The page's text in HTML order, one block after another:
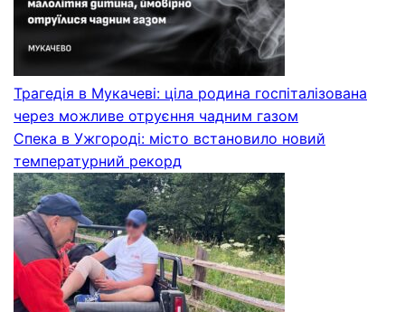
Трагедія в Мукачеві: ціла родина госпіталізована
через можливе отруєння чадним газом
Спека в Ужгороді: місто встановило новий
температурний рекорд